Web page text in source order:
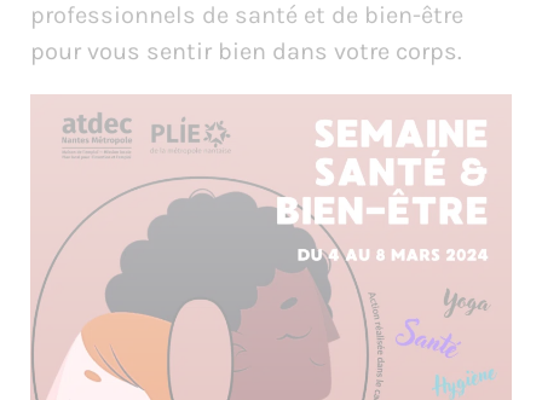
professionnels de santé et de bien-être
pour vous sentir bien dans votre corps.